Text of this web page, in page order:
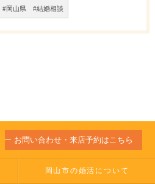
岡山県 #結婚相談
お問い合わせ・来店予約はこちら
岡山市の婚活について